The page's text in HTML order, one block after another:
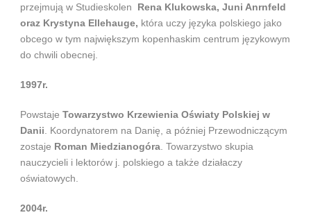
przejmują w Studieskolen Rena Klukowska, Juni Anrnfeld
oraz Krystyna Ellehauge, która uczy języka polskiego jako
obcego w tym największym kopenhaskim centrum językowym
do chwili obecnej.
1997r.
Powstaje Towarzystwo Krzewienia Oświaty Polskiej w
Danii . Koordynatorem na Danię, a później Przewodniczącym
zostaje Roman Miedzianogóra . Towarzystwo skupia
nauczycieli i lektorów j. polskiego a także działaczy
oświatowych.
2004r.